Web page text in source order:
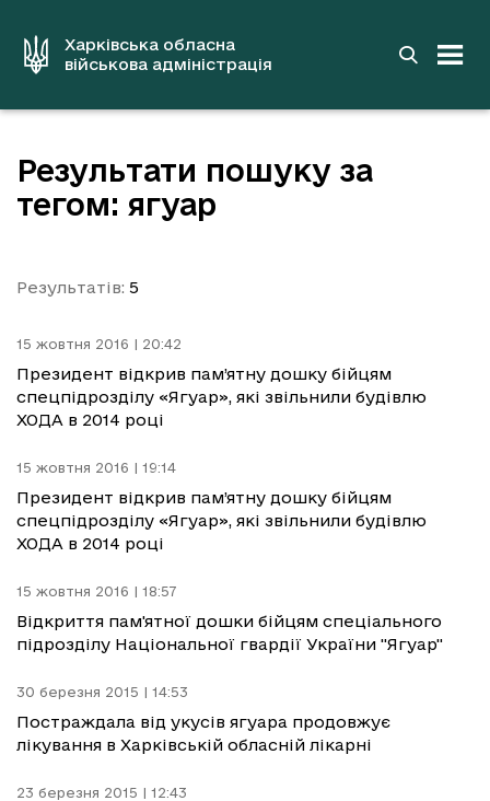
вмістуХарківська обласна
військова адміністрація
Результати пошуку за
тегом: ягуар
Результатів: 5
15 жовтня 2016 | 20:42
Президент відкрив пам’ятну дошку бійцям
спецпідрозділу «Ягуар», які звільнили будівлю
ХОДА в 2014 році
15 жовтня 2016 | 19:14
Президент відкрив пам’ятну дошку бійцям
спецпідрозділу «Ягуар», які звільнили будівлю
ХОДА в 2014 році
15 жовтня 2016 | 18:57
Відкриття пам'ятної дошки бійцям спеціального
підрозділу Національної гвардії України "Ягуар"
30 березня 2015 | 14:53
Постраждала від укусів ягуара продовжує
лікування в Харківській обласній лікарні
23 березня 2015 | 12:43